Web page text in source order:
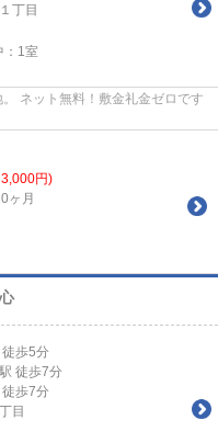
１丁目
1室
ネット無料！敷金礼金ゼロです
円)
ヶ月
徒歩5分
駅 徒歩7分
徒歩7分
目